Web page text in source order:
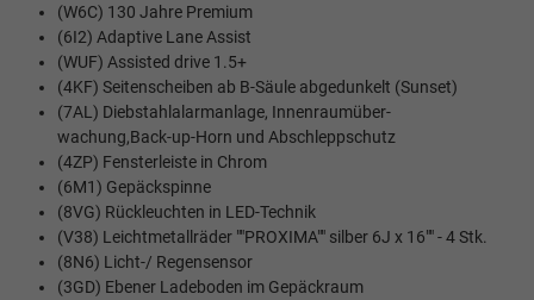
(W6C) 130 Jahre Premium
(6I2) Adaptive Lane Assist
(WUF) Assisted drive 1.5+
(4KF) Seitenscheiben ab B-Säule abgedunkelt (Sunset)
(7AL) Diebstahlalarmanlage, Innenraumüber-
wachung,Back-up-Horn und Abschleppschutz
(4ZP) Fensterleiste in Chrom
(6M1) Gepäckspinne
(8VG) Rückleuchten in LED-Technik
(V38) Leichtmetallräder ""PROXIMA"" silber 6J x 16"" - 4 Stk.
(8N6) Licht-/ Regensensor
(3GD) Ebener Ladeboden im Gepäckraum